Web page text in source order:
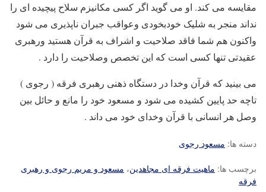
مقایسه می کند. او می گوید اگر کسی مکانیزم سلاح پیچیده ای را
نداند منجر به شلیک خودبخودی وعواقب جبران ناپذیری می شود
واکنون هم شما فاقد صلاحیت و اشراف به قرآن هستید ورهبری
عقیدتی تنها کسی است که این تخصص وصلاحیت را دارد .
می بینید که قرآن وخدا در دستگاه ذهنی رهبری فرقه ( رجوی )
تاچه حد پایین کشیده می شود و مسعود خود را مانع و حائل بین
وصل هر انسانی با قرآن وخدای خود می داند .
دسته ها: مسعود رجوی
برچسب ها: ماهیت فرقه ای مجاهدین، مسعود و مریم رجوی و رهبری
فرقه